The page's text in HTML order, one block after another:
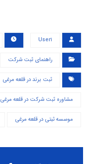
User۱
راهنمای ثبت شرکت
ثبت برند در قلعه مرغی
مشاوره ثبت شرکت در قلعه مرغی
موسسه ثبتی در قلعه مرغی